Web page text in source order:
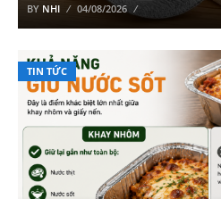
BY NHI 04/08/2026
TIN TỨC